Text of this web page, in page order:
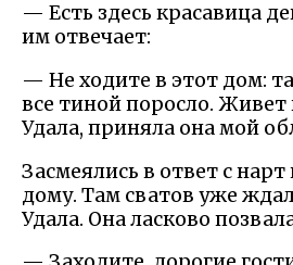
— Есть здесь красавица
им отвечает:
— Не ходите в этот дом:
все тиной поросло.
Удала, приняла она мой
Засмеялись в ответ с
дому. Там сватов уже
Удала. Она ласково